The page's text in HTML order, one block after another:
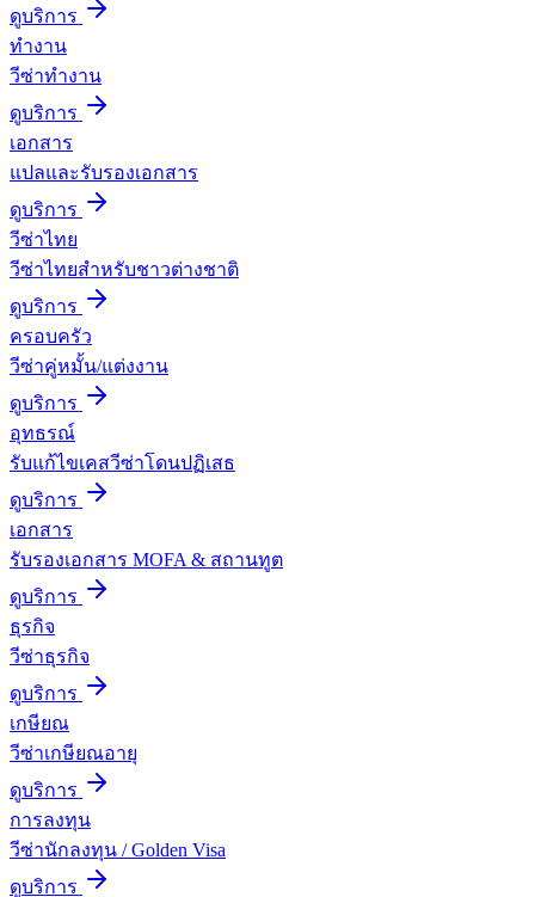
ดูบริการ
ทำงาน
วีซ่าทำงาน
ดูบริการ
เอกสาร
แปลและรับรองเอกสาร
ดูบริการ
วีซ่าไทย
วีซ่าไทยสำหรับชาวต่างชาติ
ดูบริการ
ครอบครัว
วีซ่าคู่หมั้น/แต่งงาน
ดูบริการ
อุทธรณ์
รับแก้ไขเคสวีซ่าโดนปฏิเสธ
ดูบริการ
เอกสาร
รับรองเอกสาร MOFA & สถานทูต
ดูบริการ
ธุรกิจ
วีซ่าธุรกิจ
ดูบริการ
เกษียณ
วีซ่าเกษียณอายุ
ดูบริการ
การลงทุน
วีซ่านักลงทุน / Golden Visa
ดูบริการ